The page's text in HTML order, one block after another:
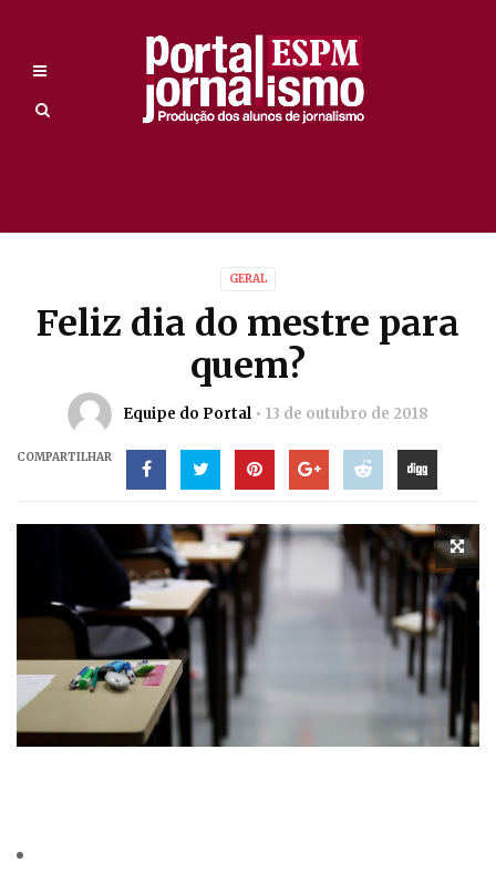
GERAL
Feliz dia do mestre para
quem?
Equipe do Portal 13 de outubro de 2018
COMPARTILHAR